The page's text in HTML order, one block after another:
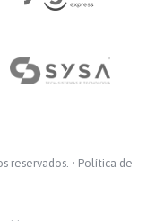
reservados. • Política de